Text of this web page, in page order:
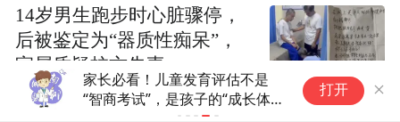
打开
14岁男生跑步时心脏骤停，
后被鉴定为“器质性痴呆”，
家属质疑校方失责
封面新闻